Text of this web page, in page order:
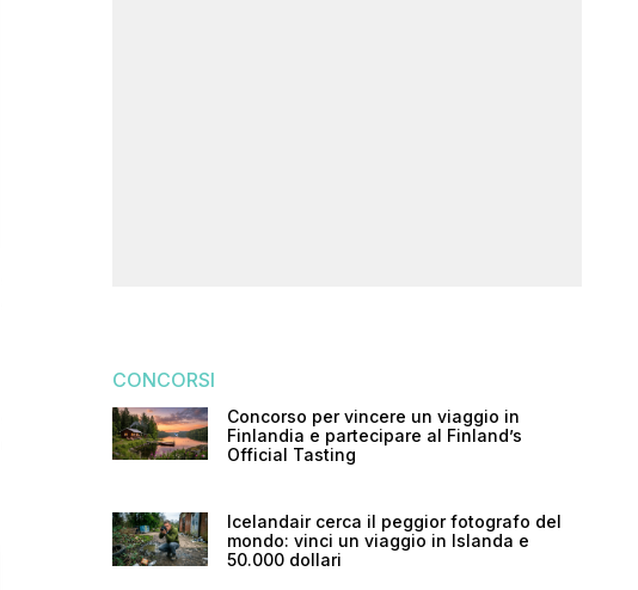
CONCORSI
Concorso per vincere un viaggio in
Finlandia e partecipare al Finland’s
Official Tasting
Icelandair cerca il peggior fotografo del
mondo: vinci un viaggio in Islanda e
50.000 dollari